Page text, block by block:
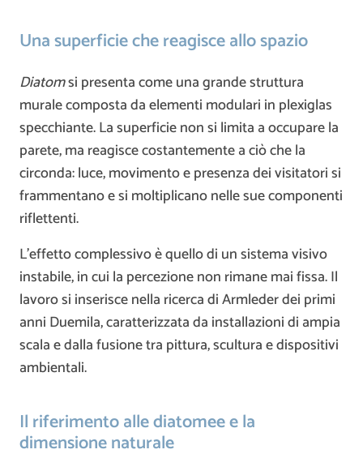
Una superficie che reagisce allo spazio
Diatomsi presenta come una grande struttura
murale composta da elementi modulari in plexiglas
specchiante. La superficie non si limita a occupare la
parete, ma reagisce costantemente a ciò che la
circonda: luce, movimento e presenza dei visitatori si
frammentano e si moltiplicano nelle sue componenti
riflettenti.
L’effetto complessivo è quello di un sistema visivo
instabile, in cui la percezione non rimane mai fissa. Il
lavoro si inserisce nella ricerca di Armleder dei primi
anni Duemila, caratterizzata da installazioni di ampia
scala e dalla fusione tra pittura, scultura e dispositivi
ambientali.
Il riferimento alle diatomee e la
dimensione naturale